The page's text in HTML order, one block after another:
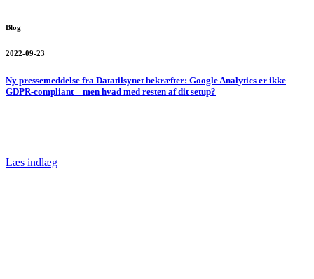
Blog
2022-09-23
Ny pressemeddelse fra Datatilsynet bekræfter: Google Analytics er ikke
GDPR-compliant – men hvad med resten af dit setup?
Læs indlæg